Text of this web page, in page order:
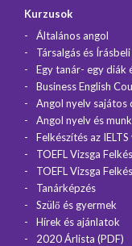
Kurzusok
Általános angol
Társalgás és Írásbeli
Egy tanár- egy diák
Business English
Angol nyelv sajátos
Angol nyelv és
Felkészítés az
TOEFL Vizsga
TOEFL Vizsga
Tanárképzés
Szülő és gyermek
Hírek és ajánlatok
2020 Árlista (PDF)